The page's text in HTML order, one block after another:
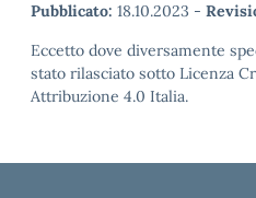
Pubblicato: 18.10.2023 -
Eccetto dove diversamente
stato rilasciato sotto Licenza
Attribuzione 4.0 Italia.